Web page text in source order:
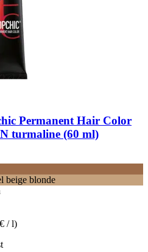
Permanent Hair Color
turmaline (60 ml)
beige blonde
/ l)